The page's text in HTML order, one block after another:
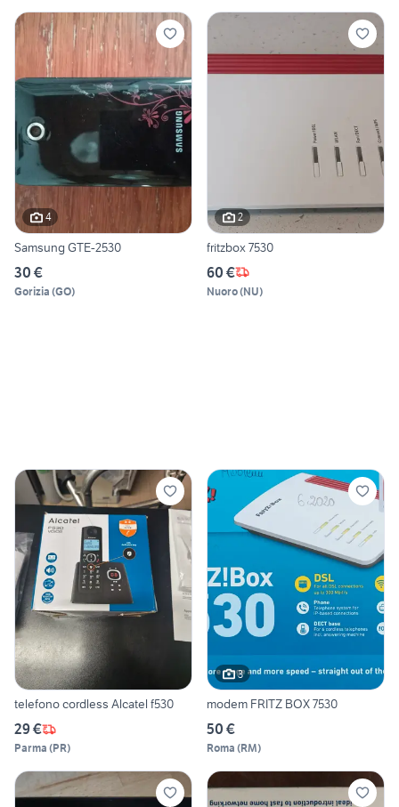
4
Samsung GTE-2530
30 €
Gorizia (GO)
2
fritzbox 7530
60 €
Nuoro(NU)
telefono cordless Alcatel f530
29 €
Parma (PR)
3
modem FRITZ BOX 7530
50 €
Roma (RM)